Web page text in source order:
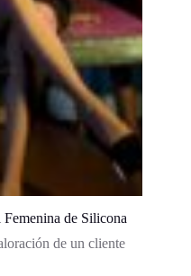
de Silicona
de un cliente